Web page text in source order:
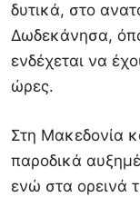
δυτικά, στο
Δωδεκάνησα,
ενδέχεται να
ώρες.
Στη Μακεδονία
παροδικά
ενώ στα ορεινά